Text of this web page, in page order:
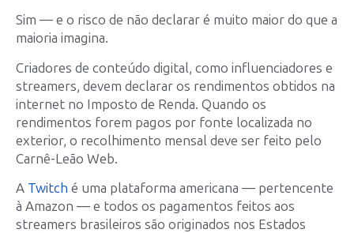
Sim — e o risco de não declarar é muito maior do que a
maioria imagina.
Criadores de conteúdo digital, como influenciadores e
streamers, devem declarar os rendimentos obtidos na
internet no Imposto de Renda. Quando os
rendimentos forem pagos por fonte localizada no
exterior, o recolhimento mensal deve ser feito pelo
Carnê-Leão Web.
A Twitch é uma plataforma americana — pertencente
à Amazon — e todos os pagamentos feitos aos
streamers brasileiros são originados nos Estados